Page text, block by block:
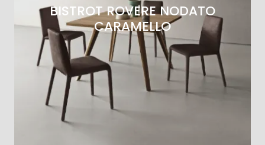
BISTROT ROVERE NODATO
CARAMELLO